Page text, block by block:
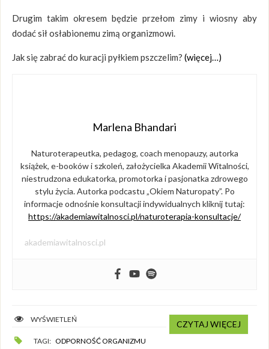
Drugim takim okresem będzie przełom zimy i wiosny aby
dodać sił osłabionemu zimą organizmowi.
Jak się zabrać do kuracji pyłkiem pszczelim? (więcej…)
Marlena Bhandari
Naturoterapeutka, pedagog, coach menopauzy, autorka
książek, e-booków i szkoleń, założycielka Akademii Witalności,
niestrudzona edukatorka, promotorka i pasjonatka zdrowego
stylu życia. Autorka podcastu „Okiem Naturopaty”. Po
informacje odnośnie konsultacji indywidualnych kliknij tutaj:
https://akademiawitalnosci.pl/naturoterapia-konsultacje/
akademiawitalnosci.pl
WYŚWIETLEŃ CZYTAJ WIĘCEJ
TAGI: ODPORNOŚĆ ORGANIZMU